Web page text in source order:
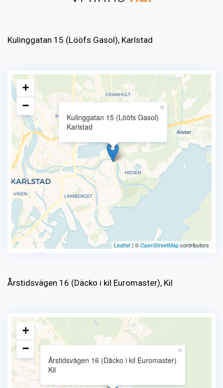
Kulinggatan 15 (Lööfs Gasol), Karlstad
Kulinggatan 15 (Lööfs Gasol)
Karlstad
×
+
−
Leaflet | ©OpenStreetMapcontributors
Årstidsvägen 16 (Däcko i kil Euromaster), Kil
Årstidsvägen 16 (Däcko i kil Euromaster)
Kil
×
+
−